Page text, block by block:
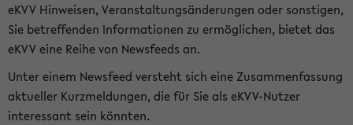
eKVV Hinweisen, Veranstaltungsänderungen oder sonstigen,
Sie betreffenden Informationen zu ermöglichen, bietet das
eKVV eine Reihe von Newsfeeds an.
Unter einem Newsfeed versteht sich eine Zusammenfassung
aktueller Kurzmeldungen, die für Sie als eKVV-Nutzer
interessant sein könnten.